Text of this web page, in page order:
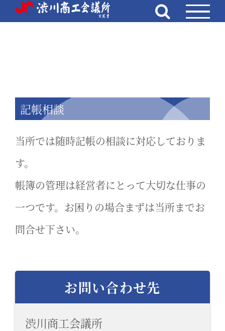
Skip
記帳相談
当所では随時記帳の相談に対応しておりま
す。
帳簿の管理は経営者にとって大切な仕事の
一つです。お困りの場合まずは当所までお
問合せ下さい。
お問い合わせ先
渋川商工会議所